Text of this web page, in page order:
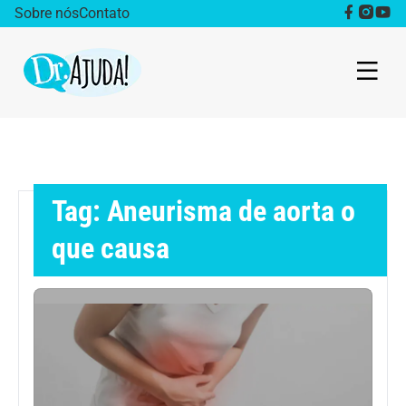
Sobre nósContato
Obesidade
Destaque
Bem estar
Vida Saudável
Saúde da mulher
Tag: Aneurisma de aorta o
que causa